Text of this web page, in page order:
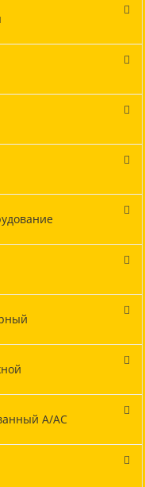
А/АС